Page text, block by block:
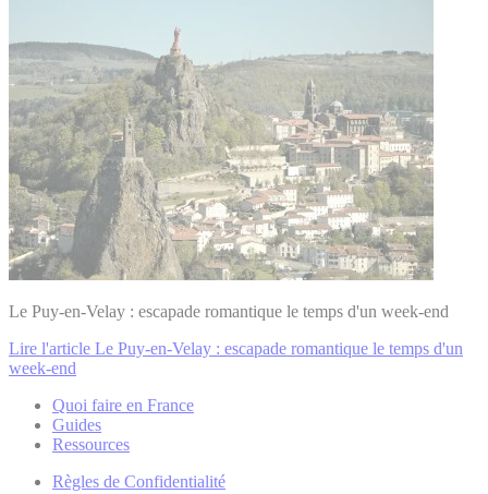
Le Puy-en-Velay : escapade romantique le temps d'un week-end
Lire l'article Le Puy-en-Velay : escapade romantique le temps d'un
week-end
Quoi faire en France
Guides
Ressources
Règles de Confidentialité